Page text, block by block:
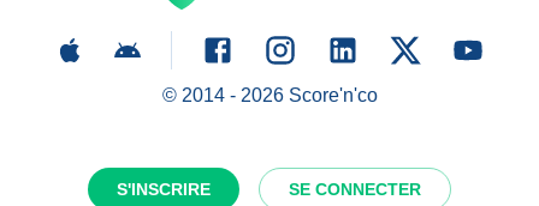
S'INSCRIRE SE CONNECTER
© 2014 - 2026Score'n'co